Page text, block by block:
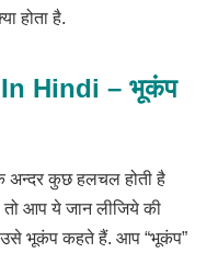
होता है.
Hindi – भूकंप
अन्दर कुछ हलचल होती है
आप ये जान लीजिये की
उसे भूकंप कहते हैं. आप “भूकंप”